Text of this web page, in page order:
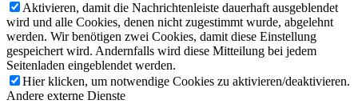
Aktivieren, damit die Nachrichtenleiste dauerhaft ausgeblendet
wird und alle Cookies, denen nicht zugestimmt wurde, abgelehnt
werden. Wir benötigen zwei Cookies, damit diese Einstellung
gespeichert wird. Andernfalls wird diese Mitteilung bei jedem
Seitenladen eingeblendet werden.
Hier klicken, um notwendige Cookies zu aktivieren/deaktivieren.
Andere externe Dienste